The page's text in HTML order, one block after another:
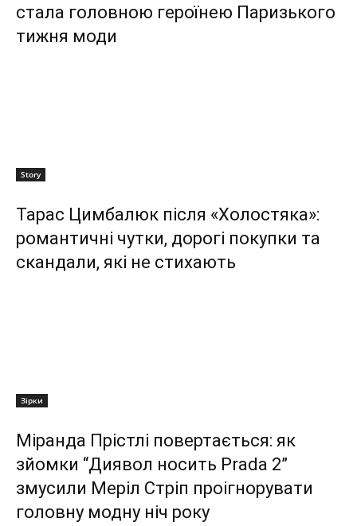
стала головною героїнею Паризького
тижня моди
Story
Тарас Цимбалюк після «Холостяка»:
романтичні чутки, дорогі покупки та
скандали, які не стихають
Зірки
Міранда Прістлі повертається: як
зйомки “Диявол носить Prada 2”
змусили Меріл Стріп проігнорувати
головну модну ніч року